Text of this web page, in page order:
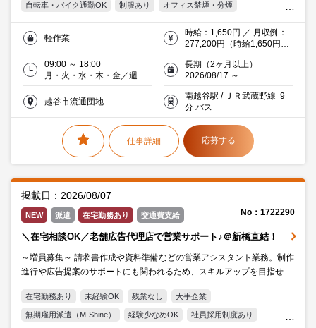
自転車・バイク通勤OK 制服あり オフィス禁煙・分煙
交通費支給 Word Excel 20代活躍中 30代活躍中
ミドル(40代)活躍中 エルダー(50代)活躍中
働く主婦（夫）活躍中 IT・Web・通信
軽作業
時給：1,650円 ／ 月収例：
277,200円（時給1,650円×
実働8時間×月21日）交通費
別途※当社規定
09:00 ～ 18:00
月・火・水・木・金／週５
日
長期（2ヶ月以上）
2026/08/17 ～
越谷市流通団地
南越谷駅 / ＪＲ武蔵野線 9
分 バス
仕事詳細 応募する
掲載日：2026/08/07
NEW 派遣 在宅勤務あり 交通費支給 No：1722290
＼在宅相談OK／老舗広告代理店で営業サポート♪＠新橋直結！
～増員募集～ 請求書作成や資料準備などの営業アシスタント業務。制作
進行や広告提案のサポートにも関われるため、スキルアップを目指せま
在宅勤務あり 未経験OK 残業なし 大手企業
無期雇用派遣（M-Shine） 経験少なめOK 社員採用制度あり